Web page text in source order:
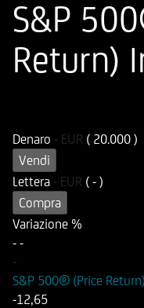
S&P
Return)
Denaro - EUR ( 20.000 )
Vendi
Lettera - EUR ( - )
Compra
Variazione %
- -
-
S&P 500® (Price
-12,65